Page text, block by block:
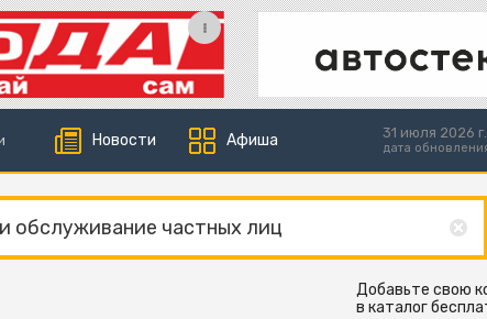
Новости Афиша 31 июля 2026 г.
дата
Добавьте свою
в каталог